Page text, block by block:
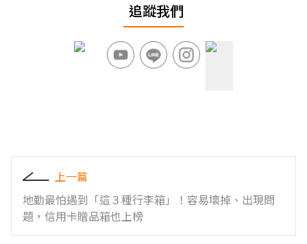
追蹤我們
上一篇
地勤最怕遇到「這３種行李箱」！容易壞掉、出現問
題，信用卡贈品箱也上榜